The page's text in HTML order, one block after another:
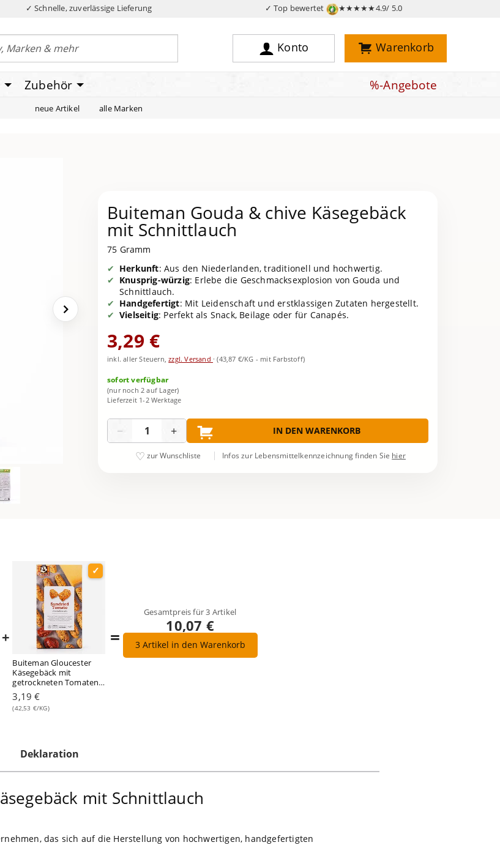
✓ Schnelle, zuverlässige Lieferung ✓ Top bewertet ★★★★★4.9/ 5.0
Konto Warenkorb
Zubehör %-Angebote
neue Artikel alle Marken
Buiteman Gouda & chive Käsegebäck
mit Schnittlauch
75 Gramm
Herkunft: Aus den Niederlanden, traditionell und hochwertig.
Knusprig-würzig: Erlebe die Geschmacksexplosion von Gouda und
Schnittlauch.
Handgefertigt: Mit Leidenschaft und erstklassigen Zutaten hergestellt.
Vielseitig: Perfekt als Snack, Beilage oder für Canapés.
3,29 €
inkl. aller Steuern,zzgl. Versand ·(43,87 €/KG - mit Farbstoff)
sofort verfügbar
(nur noch 2 auf Lager)
Lieferzeit 1-2 Werktage
− + IN DEN WARENKORB
zur Wunschliste Infos zur Lebensmittelkennzeichnung finden Sie hier
+
Buiteman Gloucester
Käsegebäck mit
getrockneten Tomaten
75 Gramm
3,19 €
(42,53 €/KG)
=
Gesamtpreis für3 Artikel
10,07 €
3Artikel in den Warenkorb
Deklaration
mit Schnittlauch
das sich auf die Herstellung von hochwertigen, handgefertigten